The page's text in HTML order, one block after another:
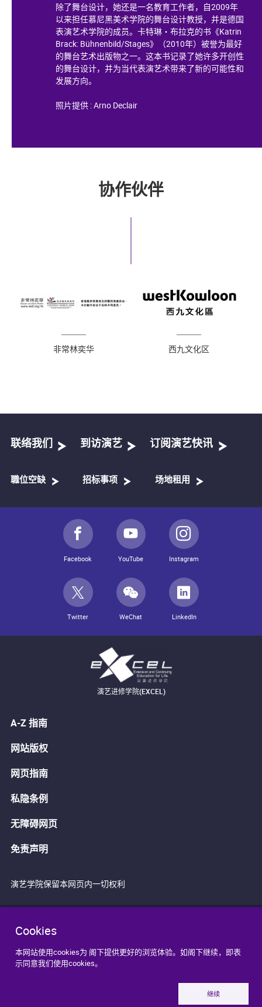
Cookies
本网站使用cookies为 阁下提供更好的浏览体验。如阁下继续，即表
示同意我们使用cookies。
继续
除了舞台设计，她还是一名教育工作者，自2009年
以来担任慕尼黑美术学院的舞台设计教授，并是德国
表演艺术学院的成员。卡特琳・布拉克的书《Katrin
Brack: Bühnenbild/Stages》（2010年）被誉为最好
的舞台艺术出版物之一。这本书记录了她许多开创性
的舞台设计，并为当代表演艺术带来了新的可能性和
发展方向。
照片提供 : Arno Declair
协作伙伴
非常林奕华 西九文化区
联络我们 到访演艺 订阅演艺快讯
職位空缺 招标事项 场地租用
Facebook YouTube Instagram
Twitter WeChat LinkedIn
演艺进修学院(EXCEL)
A-Z 指南
网站版权
网页指南
私隐条例
无障碍网页
免责声明
演艺学院保留本网页内一切权利